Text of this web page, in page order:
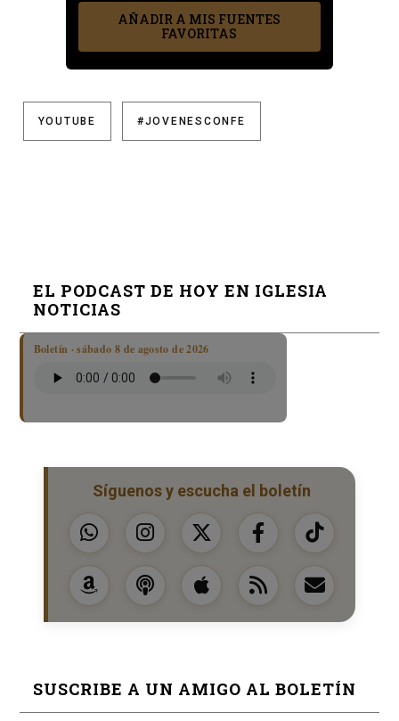
AÑADIR A MIS FUENTES
FAVORITAS
YOUTUBE #JOVENESCONFE
EL PODCAST DE HOY EN IGLESIA
NOTICIAS
Boletín · sábado 8 de agosto de 2026
Síguenos y escucha el boletín
SUSCRIBE A UN AMIGO AL BOLETÍN